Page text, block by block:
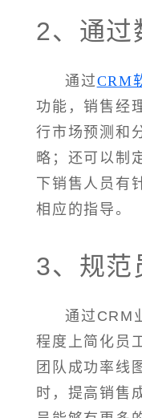
2、通过
通过CRM
功能，销售经
行市场预测和
略；还可以制
下销售人员有
相应的指导。
3、规范
通过CRM
程度上简化员
团队成功率线
时，提高销售